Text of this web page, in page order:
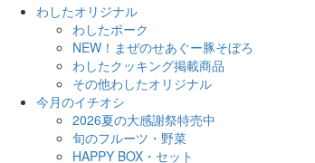
わしたオリジナル
わしたポーク
NEW！まぜのせあぐー豚そぼろ
わしたクッキング掲載商品
その他わしたオリジナル
今月のイチオシ
2026夏の大感謝祭特売中
旬のフルーツ・野菜
HAPPY BOX・セット